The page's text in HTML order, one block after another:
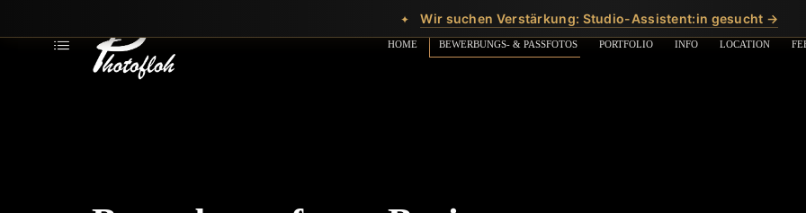
HOME BEWERBUNGS- & PASSFOTOS PORTFOLIO INFO LOCATION
✦ Wir suchen Verstärkung: Studio-Assistent:in gesucht →